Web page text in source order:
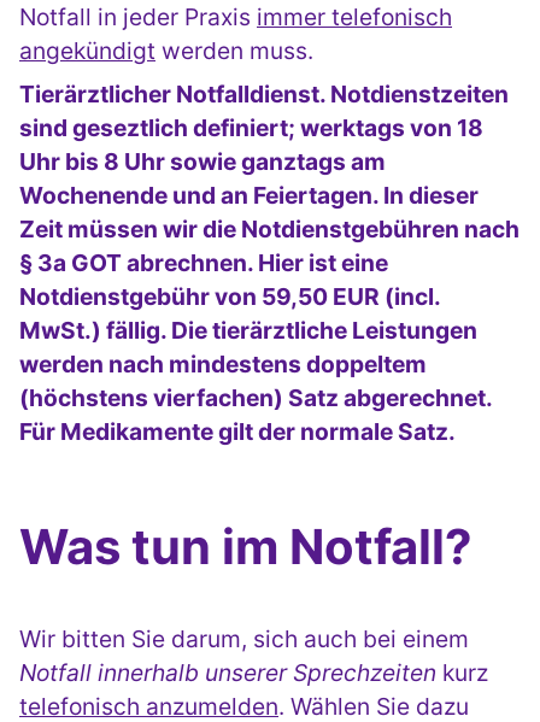
Notfall in jeder Praxis immer telefonisch
angekündigt werden muss.
Tierärztlicher Notfalldienst. Notdienstzeiten
sind geseztlich definiert; werktags von 18
Uhr bis 8 Uhr sowie ganztags am
Wochenende und an Feiertagen. In dieser
Zeit müssen wir die Notdienstgebühren nach
§ 3a GOT abrechnen. Hier ist eine
Notdienstgebühr von 59,50 EUR (incl.
MwSt.) fällig. Die tierärztliche Leistungen
werden nach mindestens doppeltem
(höchstens vierfachen) Satz abgerechnet.
Für Medikamente gilt der normale Satz.
Was tun im Notfall?
Wir bitten Sie darum, sich auch bei einem
Notfall innerhalb unserer Sprechzeiten kurz
telefonisch anzumelden. Wählen Sie dazu